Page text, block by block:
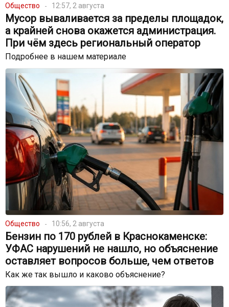
Общество 12:57, 2 августа
Мусор вываливается за пределы площадок,
а крайней снова окажется администрация.
При чём здесь региональный оператор
Подробнее в нашем материале
Общество 10:56, 2 августа
Бензин по 170 рублей в Краснокаменске:
УФАС нарушений не нашло, но объяснение
оставляет вопросов больше, чем ответов
Как же так вышло и каково объяснение?